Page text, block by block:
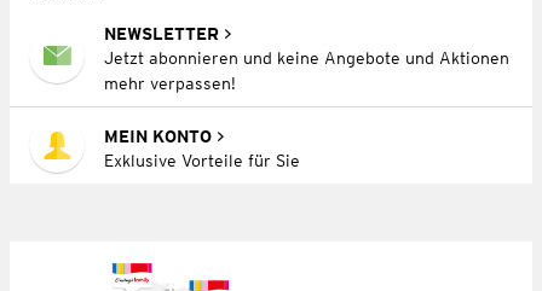
NEWSLETTER
Jetzt abonnieren und keine Angebote und Aktionen
mehr verpassen!
MEIN KONTO
Exklusive Vorteile für Sie